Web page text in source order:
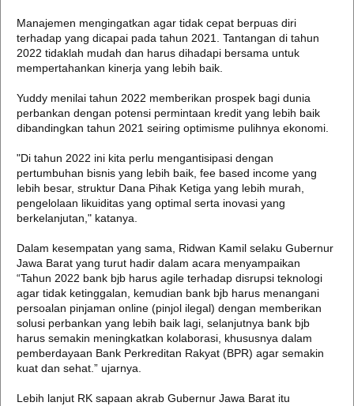
Manajemen mengingatkan agar tidak cepat berpuas diri
terhadap yang dicapai pada tahun 2021. Tantangan di tahun
2022 tidaklah mudah dan harus dihadapi bersama untuk
mempertahankan kinerja yang lebih baik.
Yuddy menilai tahun 2022 memberikan prospek bagi dunia
perbankan dengan potensi permintaan kredit yang lebih baik
dibandingkan tahun 2021 seiring optimisme pulihnya ekonomi.
"Di tahun 2022 ini kita perlu mengantisipasi dengan
pertumbuhan bisnis yang lebih baik, fee based income yang
lebih besar, struktur Dana Pihak Ketiga yang lebih murah,
pengelolaan likuiditas yang optimal serta inovasi yang
berkelanjutan," katanya.
Dalam kesempatan yang sama, Ridwan Kamil selaku Gubernur
Jawa Barat yang turut hadir dalam acara menyampaikan
“Tahun 2022 bank bjb harus agile terhadap disrupsi teknologi
agar tidak ketinggalan, kemudian bank bjb harus menangani
persoalan pinjaman online (pinjol ilegal) dengan memberikan
solusi perbankan yang lebih baik lagi, selanjutnya bank bjb
harus semakin meningkatkan kolaborasi, khususnya dalam
pemberdayaan Bank Perkreditan Rakyat (BPR) agar semakin
kuat dan sehat.” ujarnya.
Lebih lanjut RK sapaan akrab Gubernur Jawa Barat itu